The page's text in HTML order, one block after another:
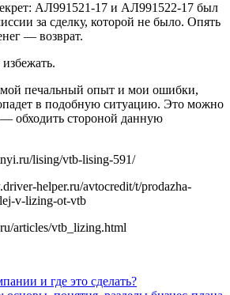
АЛ991521-17 и АЛ991522-17 был
за сделку, которой не было. Опять
— возврат.
мой печальный опыт и мои ошибки,
в подобную ситуацию. Это можно
— обходить стороной данную
lising/vtb-lising-591/
helper.ru/avtocredit/t/prodazha-
v-lizing-ot-vtb
articles/vtb_lizing.html
и где это сделать?